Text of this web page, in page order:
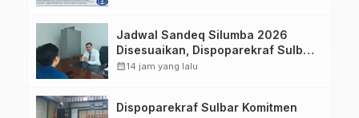
Jadwal Sandeq Silumba 2026
Disesuaikan, Dispoparekraf Sulbar
Pastikan Persiapan Tetap
calendar_month14 jam yang lalu
Dispoparekraf Sulbar Komitmen